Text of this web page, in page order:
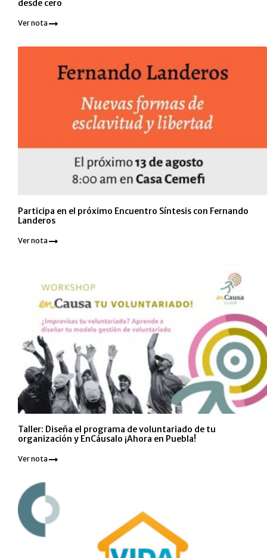
desde cero
Ver nota
Participa en el próximo Encuentro Síntesis con Fernando
Landeros
Ver nota
Taller: Diseña el programa de voluntariado de tu
organización y EnCáusalo ¡Ahora en Puebla!
Ver nota